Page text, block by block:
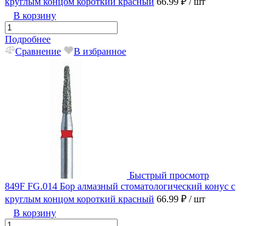
В корзину
Подробнее
Сравнение
В избранное
Быстрый просмотр
849F FG.014 Бор алмазный стоматологический конус с
круглым концом короткий красный 66.99 ₽ / шт
В корзину